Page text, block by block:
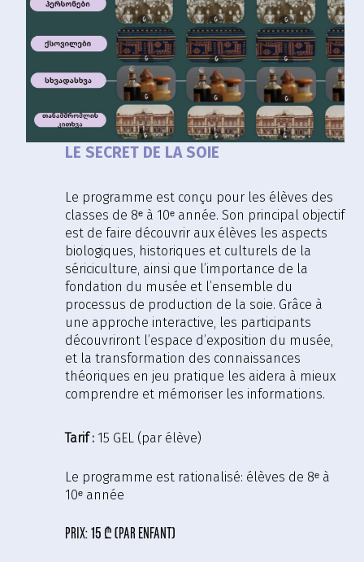
LE SECRET DE LA SOIE
Le programme est conçu pour les élèves des
classes de 8ᵉ à 10ᵉ année. Son principal objectif
est de faire découvrir aux élèves les aspects
biologiques, historiques et culturels de la
sériciculture, ainsi que l’importance de la
fondation du musée et l’ensemble du
processus de production de la soie. Grâce à
une approche interactive, les participants
découvriront l’espace d’exposition du musée,
et la transformation des connaissances
théoriques en jeu pratique les aidera à mieux
comprendre et mémoriser les informations.
Tarif : 15 GEL (par élève)
Le programme est rationalisé: élèves de 8ᵉ à
10ᵉ année
prix:15 ₾ (par enfant)